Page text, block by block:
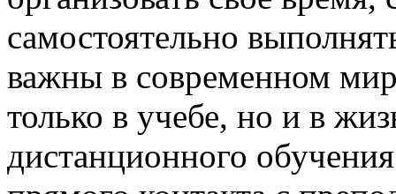
самостоятельно
важны в современном
только в учебе, но и в
дистанционного